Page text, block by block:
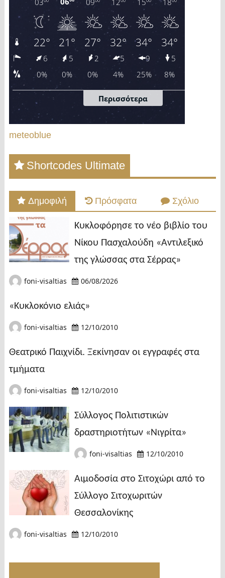
meteoblue
Shortcodes Ultimate
Δημοφιλή Πρόσφατα Σχόλιο
Κυκλοφόρησε το νέο βιβλίο του
Νίκου Πασχαλούδη «Αντιλεξικό
της γλώσσας στα Σέρρας»
foni-visaltias 06/08/2026
«Κυκλοκόνιο ελιάς»
foni-visaltias 12/10/2010
Θεατρικό Παιχνίδι. Ξεκίνησαν οι εγγραφές στα
τμήματα
foni-visaltias 12/10/2010
Σύλλογος Πολιτιστικών
δραστηριοτήτων «Νιγρίτα»
foni-visaltias 12/10/2010
Αιμοδοσία στο Σιτοχώρι από το
Σύλλογο Σιτοχωριτών
Θεσσαλονίκης
foni-visaltias 12/10/2010